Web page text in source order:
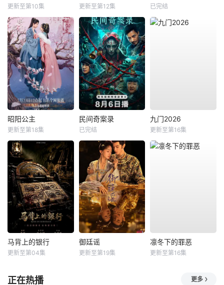
更新至第10集 更新至第12集 已完结
昭阳公主
更新至第18集
民间奇案录
已完结
九门2026
更新至第16集
马背上的银行
更新至第04集
御廷谣
更新至第19集
凛冬下的罪恶
更新至第16集
正在热播 更多